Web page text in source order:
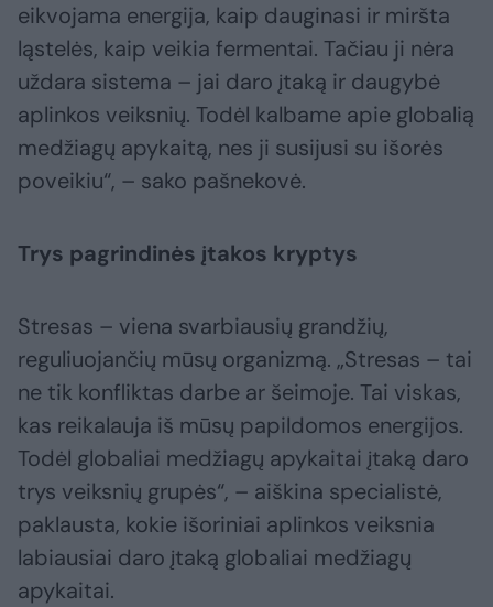
eikvojama energija, kaip dauginasi ir miršta
ląstelės, kaip veikia fermentai. Tačiau ji nėra
uždara sistema – jai daro įtaką ir daugybė
aplinkos veiksnių. Todėl kalbame apie globalią
medžiagų apykaitą, nes ji susijusi su išorės
poveikiu“, – sako pašnekovė.
Trys pagrindinės įtakos kryptys
Stresas – viena svarbiausių grandžių,
reguliuojančių mūsų organizmą. „Stresas – tai
ne tik konfliktas darbe ar šeimoje. Tai viskas,
kas reikalauja iš mūsų papildomos energijos.
Todėl globaliai medžiagų apykaitai įtaką daro
trys veiksnių grupės“, – aiškina specialistė,
paklausta, kokie išoriniai aplinkos veiksnia
labiausiai daro įtaką globaliai medžiagų
apykaitai.